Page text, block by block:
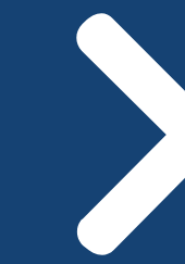
om verder te
Zodat hij
...en zij kan
Zodat zij in dit
...hij met zijn
uitdagingen